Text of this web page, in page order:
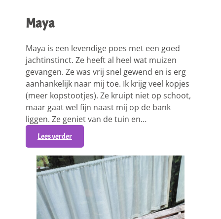
Maya
Maya is een levendige poes met een goed
jachtinstinct. Ze heeft al heel wat muizen
gevangen. Ze was vrij snel gewend en is erg
aanhankelijk naar mij toe. Ik krijg veel kopjes
(meer kopstootjes). Ze kruipt niet op schoot,
maar gaat wel fijn naast mij op de bank
liggen. Ze geniet van de tuin en…
Lees verder:
M
a
y